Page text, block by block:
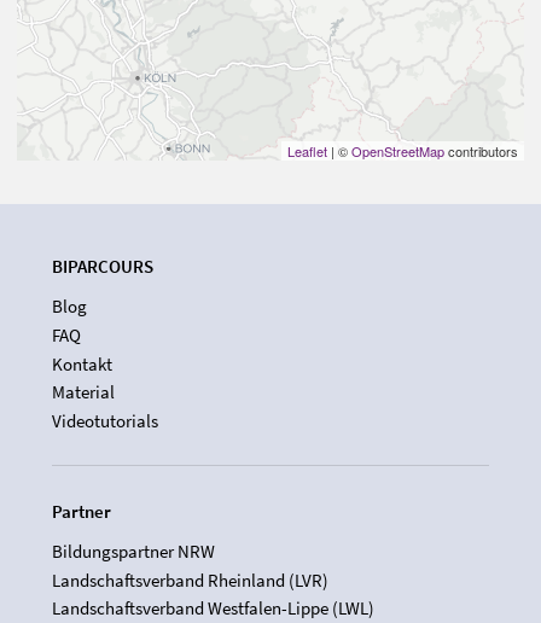
Leaflet | ©OpenStreetMapcontributors
BIPARCOURS
Blog
FAQ
Kontakt
Material
Videotutorials
Partner
Bildungspartner NRW
Landschaftsverband Rheinland (LVR)
Landschaftsverband Westfalen-Lippe (LWL)